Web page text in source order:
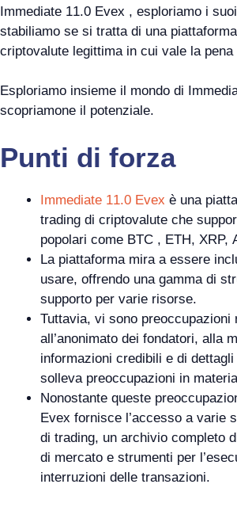
Immediate 11.0 Evex , esploriamo i
stabiliamo se si tratta di una
criptovalute legittima in cui vale la pena
Esploriamo insieme il mondo di
scopriamone il potenziale.
Punti di forza
Immediate 11.0 Evex è una
trading di criptovalute che
popolari come BTC , ETH, XRP,
La piattaforma mira a essere
usare, offrendo una gamma di
supporto per varie risorse.
Tuttavia, vi sono preoccupazioni
all’anonimato dei fondatori, alla
informazioni credibili e di
solleva preoccupazioni in
Nonostante queste
Evex fornisce l’accesso a varie
di trading, un archivio completo
di mercato e strumenti per
interruzioni delle transazioni.